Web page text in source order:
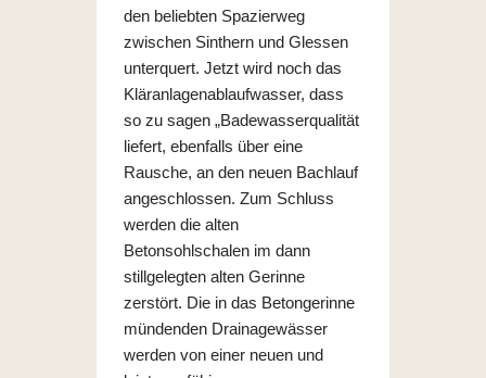
den beliebten Spazierweg
zwischen Sinthern und Glessen
unterquert. Jetzt wird noch das
Kläranlagenablaufwasser, dass
so zu sagen „Badewasserqualität
liefert, ebenfalls über eine
Rausche, an den neuen Bachlauf
angeschlossen. Zum Schluss
werden die alten
Betonsohlschalen im dann
stillgelegten alten Gerinne
zerstört. Die in das Betongerinne
mündenden Drainagewässer
werden von einer neuen und